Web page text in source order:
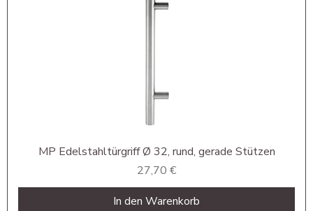
MP Edelstahltürgriff Ø 32, rund, gerade Stützen
Preis
27,70 €
In den Warenkorb